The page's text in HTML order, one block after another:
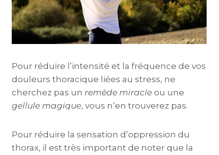
Pour réduire l’intensité et la fréquence de vos
douleurs thoracique liées au stress, ne
cherchez pas un remède miracle ou une
gellule magique, vous n’en trouverez pas.
Pour réduire la sensation d’oppression du
thorax, il est très important de noter que la